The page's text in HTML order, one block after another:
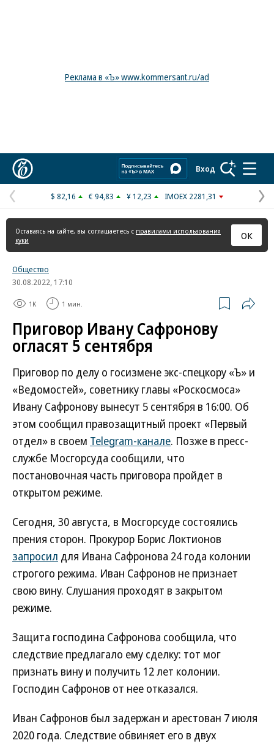
Реклама в «Ъ» www.kommersant.ru/ad
Вход
Предыдущая
страница
$ 82,16 € 94,83 ¥ 12,23 IMOEX 2281,31
Оставаясь на сайте, вы соглашаетесь с правилами использования
куки
ОК
Общество
30.08.2022, 17:10
1K 1 мин.
Приговор Ивану Сафронову
огласят 5 сентября
Приговор по делу о госизмене экс-спецкору «Ъ» и
«Ведомостей», советнику главы «Роскосмоса»
Ивану Сафронову вынесут 5 сентября в 16:00. Об
этом сообщил правозащитный проект «Первый
отдел» в своем Telegram-канале. Позже в пресс-
службе Мосгорсуда сообщили, что
постановочная часть приговора пройдет в
открытом режиме.
Сегодня, 30 августа, в Мосгорсуде состоялись
прения сторон. Прокурор Борис Локтионов
запросил для Ивана Сафронова 24 года колонии
строгого режима. Иван Сафронов не признает
свою вину. Слушания проходят в закрытом
режиме.
Защита господина Сафронова сообщила, что
следствие предлагало ему сделку: тот мог
признать вину и получить 12 лет колонии.
Господин Сафронов от нее отказался.
Иван Сафронов был задержан и арестован 7 июля
2020 года. Следствие обвиняет его в двух